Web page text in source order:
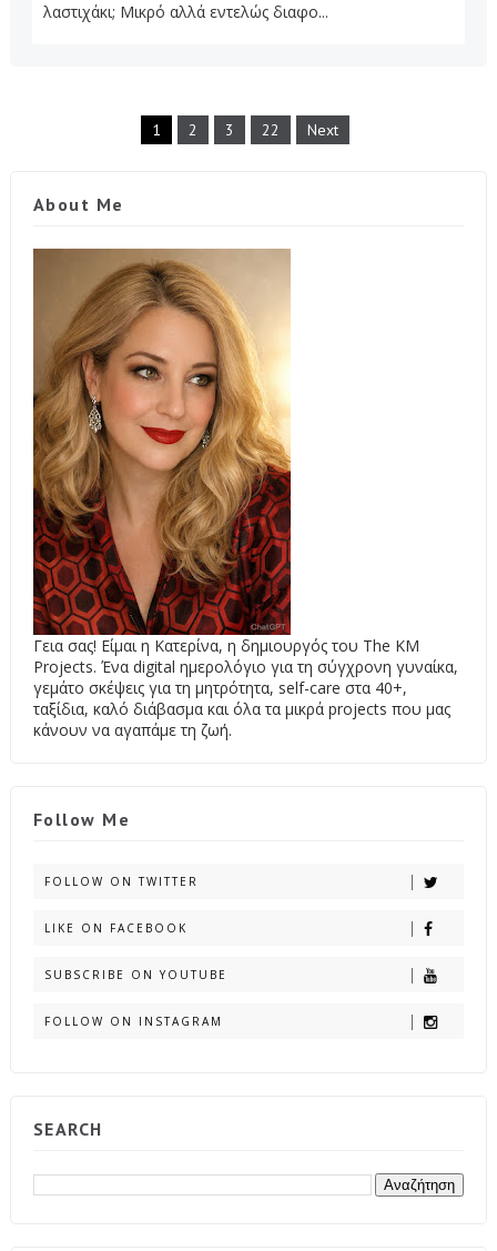
λαστιχάκι; Μικρό αλλά εντελώς διαφο...
1 2 3 22 Next
About Me
Γεια σας! Είμαι η Κατερίνα, η δημιουργός του The KM
Projects. Ένα digital ημερολόγιο για τη σύγχρονη γυναίκα,
γεμάτο σκέψεις για τη μητρότητα, self-care στα 40+,
ταξίδια, καλό διάβασμα και όλα τα μικρά projects που μας
κάνουν να αγαπάμε τη ζωή.
Follow Me
FOLLOW ON TWITTER
LIKE ON FACEBOOK
SUBSCRIBE ON YOUTUBE
FOLLOW ON INSTAGRAM
SEARCH